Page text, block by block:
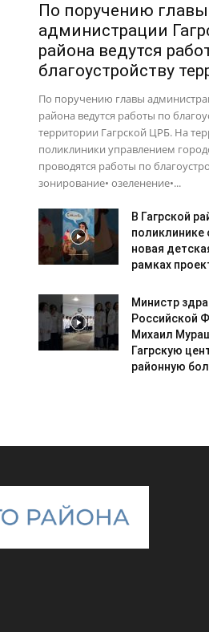
По поручению главы
администрации
района ведутся
благоустройству
По поручению главы
района ведутся работы по
территории Гагрской ЦРБ. На
поликлиники управлением
проводятся работы по
зонирование• озеленение•...
В Гагрской
поликлинике
новая
рамках
Министр
Российской
Михаил
Гагрскую
районную